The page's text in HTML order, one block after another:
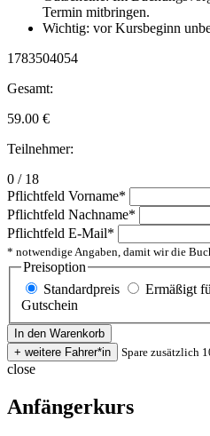
Termin mitbringen.
Wichtig: vor Kursbeginn
1783504054
Gesamt:
59.00 €
Teilnehmer:
0 / 18
Pflichtfeld Vorname*
Pflichtfeld Nachname*
Pflichtfeld E-Mail*
* notwendige Angaben, damit wir die
Preisoption
Standardpreis
Ermäßigt
Gutschein
Spare zusätzlich
close
Anfängerkurs